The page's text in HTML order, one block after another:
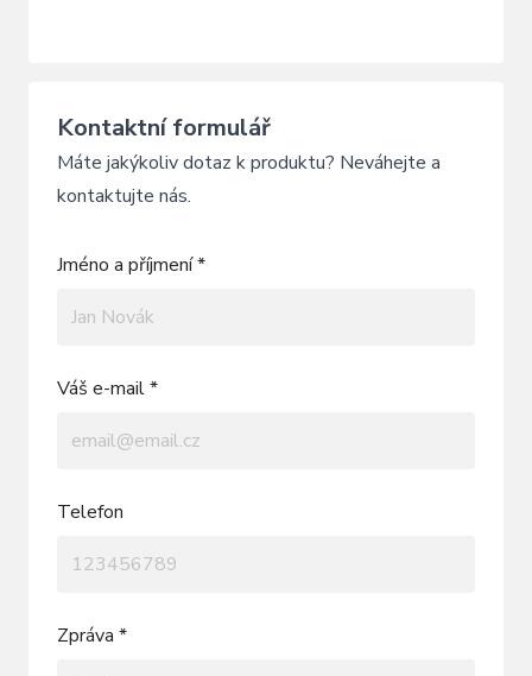
Kontaktní formulář
Máte jakýkoliv dotaz k produktu? Neváhejte a
kontaktujte nás.
Jméno a příjmení *
Váš e-mail *
Telefon
Zpráva *